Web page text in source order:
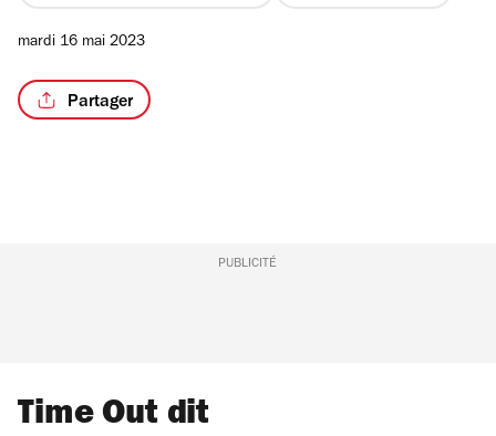
mardi 16 mai 2023
Partager
PUBLICITÉ
Time Out dit